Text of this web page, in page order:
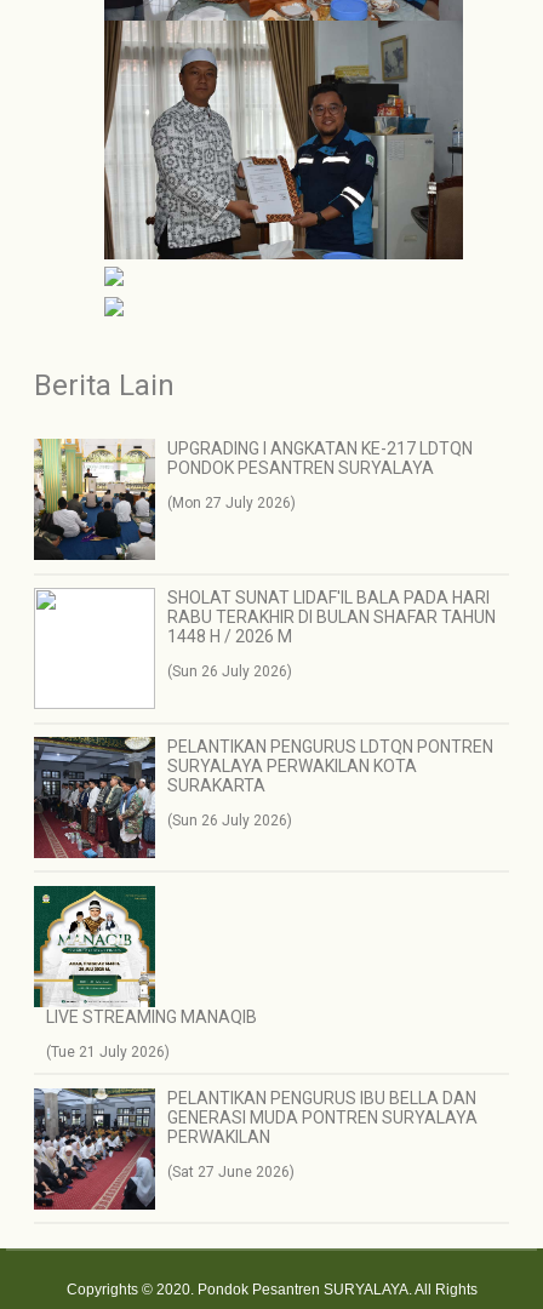
Berita Lain
UPGRADING I ANGKATAN KE-217 LDTQN
PONDOK PESANTREN SURYALAYA
(Mon 27 July 2026)
SHOLAT SUNAT LIDAF'IL BALA PADA HARI
RABU TERAKHIR DI BULAN SHAFAR TAHUN
1448 H / 2026 M
(Sun 26 July 2026)
PELANTIKAN PENGURUS LDTQN PONTREN
SURYALAYA PERWAKILAN KOTA
SURAKARTA
(Sun 26 July 2026)
LIVE STREAMING MANAQIB
(Tue 21 July 2026)
PELANTIKAN PENGURUS IBU BELLA DAN
GENERASI MUDA PONTREN SURYALAYA
PERWAKILAN
(Sat 27 June 2026)
Copyrights © 2020. Pondok Pesantren SURYALAYA. All Rights